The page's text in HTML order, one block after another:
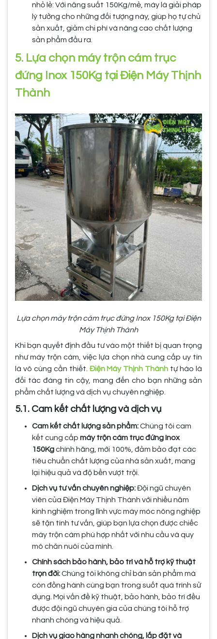
nhỏ lẻ: Với năng suất 150Kg/mẻ, máy là giải pháp
lý tưởng cho những đối tượng này, giúp họ tự chủ
sản xuất, giảm chi phí và nâng cao chất lượng
sản phẩm đầu ra.
5. Lựa chọn máy trộn cám trục
đứng Inox 150Kg tại Điện Máy Thịnh
Thành
Lựa chọn máy trộn cám trục đứng Inox 150Kg tại Điện
Máy Thịnh Thành
Khi bạn quyết định đầu tư vào một thiết bị quan trọng
như máy trộn cám, việc lựa chọn nhà cung cấp uy tín
là vô cùng cần thiết. Điện Máy Thịnh Thành tự hào là
đối tác đáng tin cậy, mang đến cho bạn những sản
phẩm chất lượng và dịch vụ chuyên nghiệp.
5.1. Cam kết chất lượng và dịch vụ
Cam kết chất lượng sản phẩm:Chúng tôi cam
kết cung cấp máy trộn cám trục đứng Inox
150Kgchính hãng, mới 100%, đảm bảo đạt các
tiêu chuẩn chất lượng của nhà sản xuất, mang
lại hiệu quả và độ bền vượt trội.
Dịch vụ tư vấn chuyên nghiệp:Đội ngũ chuyên
viên của Điện Máy Thịnh Thành với nhiều năm
kinh nghiệm trong lĩnh vực máy móc nông nghiệp
sẽ tận tình tư vấn, giúp bạn lựa chọn được chiếc
máy trộn cám phù hợp nhất với nhu cầu và quy
mô chăn nuôi của mình.
Chính sách bảo hành, bảo trì và hỗ trợ kỹ thuật
trọn đời:Chúng tôi không chỉ bán sản phẩm mà
còn đồng hành cùng bạn trong suốt quá trình sử
dụng. Mọi vấn đề kỹ thuật, bảo hành, bảo trì đều
được đội ngũ chuyên gia của chúng tôi hỗ trợ
nhanh chóng và hiệu quả.
Dịch vụ giao hàng nhanh chóng, lắp đặt và